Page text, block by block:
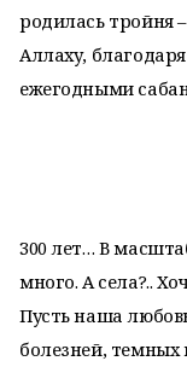
родилась тройня
Аллаху,
ежегодными
300 лет… В
много. А села?..
Пусть наша
болезней, темных